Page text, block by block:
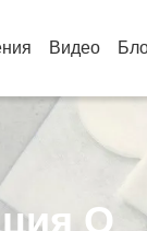
Видео
О